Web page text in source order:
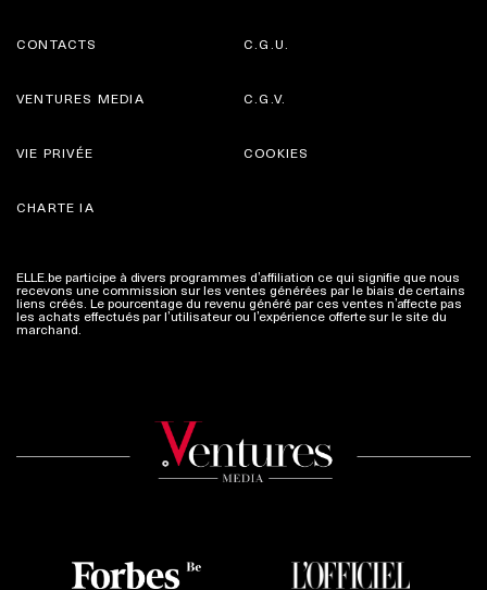
CONTACTS
VENTURES MEDIA
C.G.U.
C.G.V.
VIE PRIVÉE
CHARTE IA
COOKIES
ELLE.be participe à divers programmes d’affiliation ce qui signifie que nous
recevons une commission sur les ventes générées par le biais de certains
liens créés. Le pourcentage du revenu généré par ces ventes n’affecte pas
les achats effectués par l’utilisateur ou l’expérience offerte sur le site du
marchand. Plus d'infos